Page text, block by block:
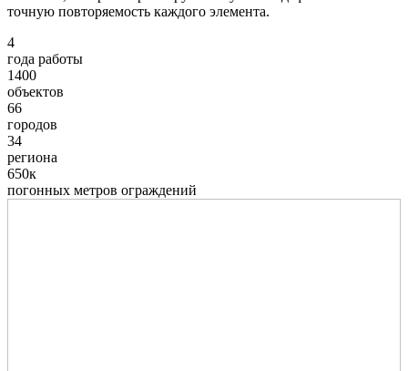
точную повторяемость каждого элемента.
4
года работы
1400
объектов
66
городов
34
региона
650к
погонных метров ограждений